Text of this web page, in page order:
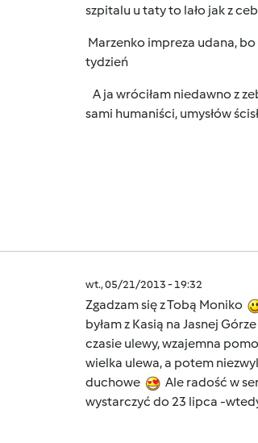
szpitalu u taty to lało jak z
Marzenko impreza udana,
tydzień
A ja wróciłam niedawno z
sami humaniści, umysłów
wt., 05/21/2013 - 19:32
Zgadzam się z Tobą Moniko
byłam z Kasią na Jasnej
czasie ulewy, wzajemna
wielka ulewa, a potem
duchowe
Ale radość w
wystarczyć do 23 lipca -